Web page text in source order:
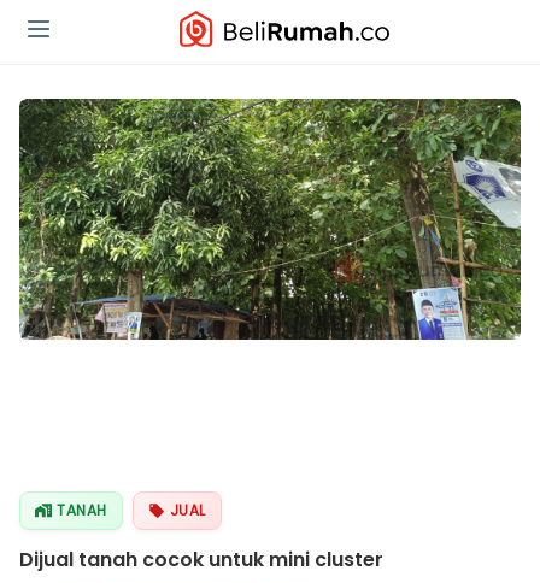
TANAH JUAL
Dijual tanah cocok untuk mini cluster